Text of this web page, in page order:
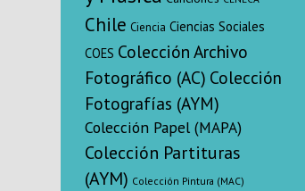
Chile Ciencia Ciencias Sociales
COES Colección Archivo
Fotográfico (AC) Colección
Fotografías (AYM)
Colección Papel (MAPA)
Colección Partituras
(AYM) Colección Pintura (MAC)